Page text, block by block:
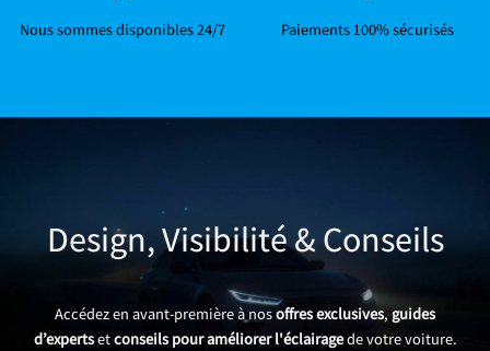
Nous sommes disponibles 24/7 Paiements 100% sécurisés
Design, Visibilité & Conseils
Accédez en avant-première à nosoffres exclusives, guides
d’expertsetconseils pour améliorer l'éclairagede votre voiture.